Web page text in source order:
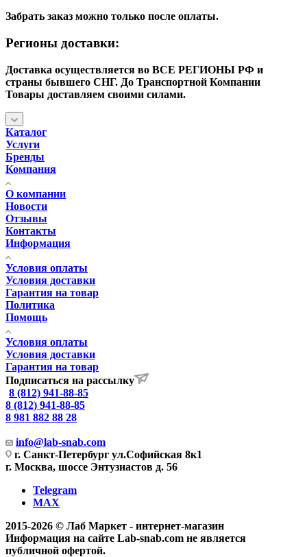
Забрать заказ можно только после оплаты.
Регионы доставки:
Доставка осуществляется во ВСЕ РЕГИОНЫ РФ и
страны бывшего СНГ. До Транспортной Компании
Товары доставляем своими силами.
Каталог
Услуги
Бренды
Компания
О компании
Новости
Отзывы
Контакты
Информация
Условия оплаты
Условия доставки
Гарантия на товар
Политика
Помощь
Условия оплаты
Условия доставки
Гарантия на товар
Подписаться на рассылку
8 (812) 941-88-85
8 (812) 941-88-85
8 981 882 88 28
info@lab-snab.com
г. Санкт-Петербург ул.Софийская 8к1
г. Москва, шоссе Энтузиастов д. 56
Telegram
MAX
2015-2026 © Лаб Маркет - интернет-магазин
Информация на сайте Lab-snab.com не является
публичной офертой.